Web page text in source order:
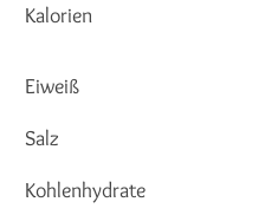
Kalorien
Eiweiß
Salz
Kohlenhydrate